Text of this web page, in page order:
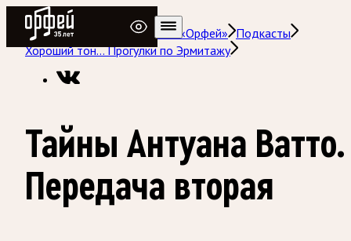
Радио Орфей
Радио классической музыки «Орфей» Подкасты
Хороший тон… Прогулки по Эрмитажу
Тайны Антуана Ватто.
Передача вторая